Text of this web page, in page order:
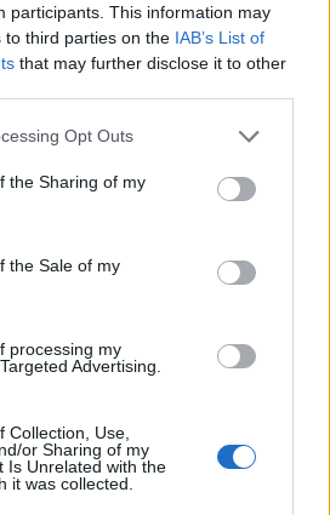
participants. This information may
to third parties on the IAB’s List of
that may further disclose it to other
Opt Outs
the Sharing of my
the Sale of my
processing my
Advertising.
Collection, Use,
or Sharing of my
Is Unrelated with the
it was collected.